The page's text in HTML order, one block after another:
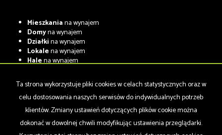
Mieszkaniana wynajem
Domyna wynajem
Działkina wynajem
Lokalena wynajem
Halena wynajem
Mieszkaniana sprzedaż
Domyna sprzedaż
Działki
na sprzedaż
Lokalena sprzedaż
Halena sprzedaż
Ta strona wykorzystuje pliki cookies w celach statystycznych oraz w
celu dostosowania naszych serwisów do indywidualnych potrzeb
klientów. Zmiany ustawień dotyczących plików cookie można
dokonać w dowolnej chwili modyfikując ustawienia przeglądarki.